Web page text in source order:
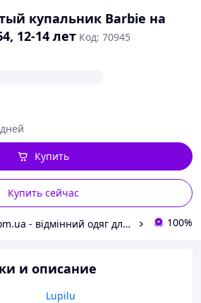
купальник Barbie на
12-14 лет Код: 70945
Купить сейчас
Купить
Продавец vidminno.com.ua - відмінний одяг для всієї родини 100%
и описание
Lupilu